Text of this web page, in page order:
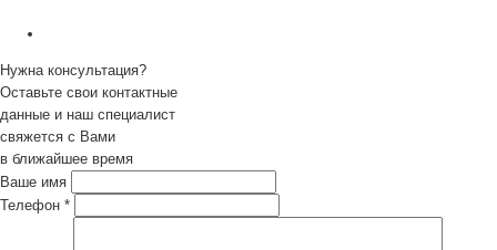
Нужна консультация?
Оставьте свои контактные
данные и наш специалист
свяжется с Вами
в ближайшее время
Ваше имя
Телефон *